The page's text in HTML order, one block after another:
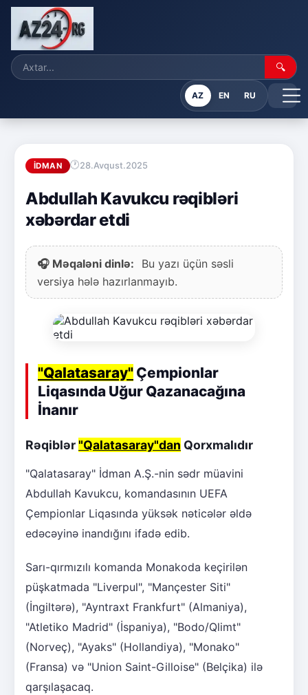
🔍
AZ EN RU
İDMAN 28.Avqust.2025
Abdullah Kavukcu rəqibləri
xəbərdar etdi
🎧 Məqaləni dinlə:
Bu yazı üçün səsli
versiya hələ hazırlanmayıb.
"Qalatasaray" Çempionlar
Liqasında Uğur Qazanacağına
İnanır
Rəqiblər"Qalatasaray"dan Qorxmalıdır
"Qalatasaray" İdman A.Ş.-nin sədr müavini
Abdullah Kavukcu, komandasının UEFA
Çempionlar Liqasında yüksək nəticələr əldə
edəcəyinə inandığını ifadə edib.
Sarı-qırmızılı komanda Monakoda keçirilən
püşkatmada "Liverpul", "Mançester Siti"
(İngiltərə), "Ayntraxt Frankfurt" (Almaniya),
"Atletiko Madrid" (İspaniya), "Bodo/Qlimt"
(Norveç), "Ayaks" (Hollandiya), "Monako"
(Fransa) və "Union Saint-Gilloise" (Belçika) ilə
qarşılaşacaq.